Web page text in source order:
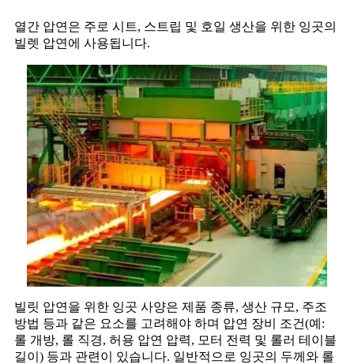
열간 압연은 주로 시트, 스트립 및 호일 생산을 위한 잉곳의
빌렛 압연에 사용됩니다.
빌릿 압연을 위한 잉곳 사양은 제품 종류, 생산 규모, 주조
방법 등과 같은 요소를 고려해야 하며 압연 장비 조건(예:
롤 개방, 롤 직경, 허용 압연 압력, 모터 전력 및 롤러 테이블
길이) 등과 관련이 있습니다. 일반적으로 잉곳의 두께와 롤